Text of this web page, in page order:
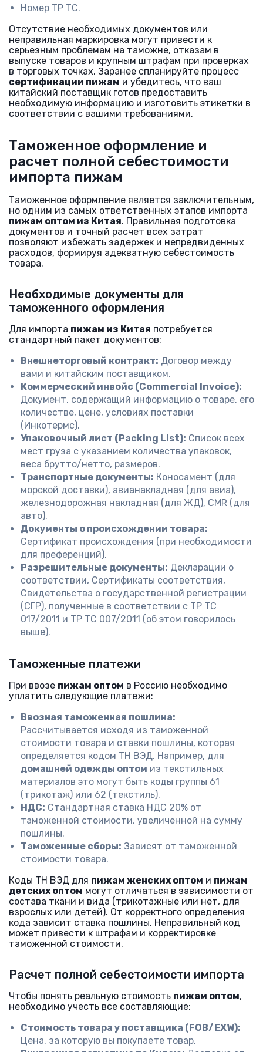
Номер ТР ТС.
Отсутствие необходимых документов или
неправильная маркировка могут привести к
серьезным проблемам на таможне, отказам в
выпуске товаров и крупным штрафам при проверках
в торговых точках. Заранее спланируйте процесс
сертификации пижам и убедитесь, что ваш
китайский поставщик готов предоставить
необходимую информацию и изготовить этикетки в
соответствии с вашими требованиями.
Таможенное оформление и
расчет полной себестоимости
импорта пижам
Таможенное оформление является заключительным,
но одним из самых ответственных этапов импорта
пижам оптом из Китая. Правильная подготовка
документов и точный расчет всех затрат
позволяют избежать задержек и непредвиденных
расходов, формируя адекватную себестоимость
товара.
Необходимые документы для
таможенного оформления
Для импорта пижам из Китая потребуется
стандартный пакет документов:
Внешнеторговый контракт: Договор между
вами и китайским поставщиком.
Коммерческий инвойс (Commercial Invoice):
Документ, содержащий информацию о товаре, его
количестве, цене, условиях поставки
(Инкотермс).
Упаковочный лист (Packing List): Список всех
мест груза с указанием количества упаковок,
веса брутто/нетто, размеров.
Транспортные документы: Коносамент (для
морской доставки), авианакладная (для авиа),
железнодорожная накладная (для ЖД), CMR (для
авто).
Документы о происхождении товара:
Сертификат происхождения (при необходимости
для преференций).
Разрешительные документы: Декларации о
соответствии, Сертификаты соответствия,
Свидетельства о государственной регистрации
(СГР), полученные в соответствии с ТР ТС
017/2011 и ТР ТС 007/2011 (об этом говорилось
выше).
Таможенные платежи
При ввозе пижам оптом в Россию необходимо
уплатить следующие платежи:
Ввозная таможенная пошлина:
Рассчитывается исходя из таможенной
стоимости товара и ставки пошлины, которая
определяется кодом ТН ВЭД. Например, для
домашней одежды оптом из текстильных
материалов это могут быть коды группы 61
(трикотаж) или 62 (текстиль).
НДС: Стандартная ставка НДС 20% от
таможенной стоимости, увеличенной на сумму
пошлины.
Таможенные сборы: Зависят от таможенной
стоимости товара.
Коды ТН ВЭД для пижам женских оптом и пижам
детских оптом могут отличаться в зависимости от
состава ткани и вида (трикотажные или нет, для
взрослых или детей). От корректного определения
кода зависит ставка пошлины. Неправильный код
может привести к штрафам и корректировке
таможенной стоимости.
Расчет полной себестоимости импорта
Чтобы понять реальную стоимость пижам оптом,
необходимо учесть все составляющие:
Стоимость товара у поставщика (FOB/EXW):
Цена, за которую вы покупаете товар.